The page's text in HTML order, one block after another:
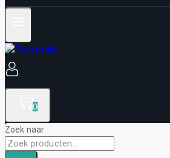
0
Zoek naar: